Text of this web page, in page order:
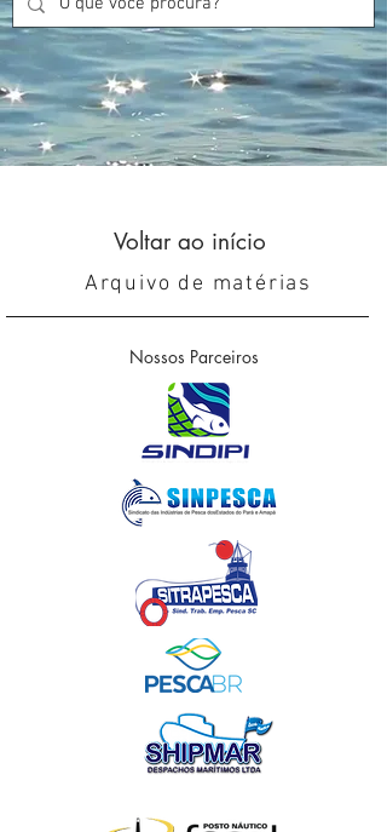
Voltar ao início
Arquivo de matérias
Nossos Parceiros